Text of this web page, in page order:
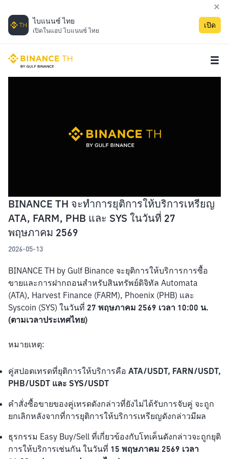
ไบแนนซ์ ไทย
เปิดในแอป ไบแนนซ์ ไทย
เปิด
BINANCE TH จะทำการยุติการให้บริการเหรียญ
ATA, FARM, PHB และ SYS ในวันที่ 27
พฤษภาคม 2569
2026-05-13
BINANCE TH by Gulf Binance จะยุติการให้บริการการซื้อ
ขายและการฝากถอนสำหรับสินทรัพย์ดิจิทัล Automata
(ATA), Harvest Finance (FARM), Phoenix (PHB) และ
Syscoin (SYS) ในวันที่ 27 พฤษภาคม 2569 เวลา 10:00 น.
(ตามเวลาประเทศไทย)
หมายเหตุ:
คู่สปอตเทรดที่ยุติการให้บริการคือ ATA/USDT, FARN/USDT,
PHB/USDT และ SYS/USDT
คำสั่งซื้อขายของคู่เทรดดังกล่าวที่ยังไม่ได้รับการจับคู่ จะถูก
ยกเลิกหลังจากที่การยุติการให้บริการเหรียญดังกล่าวมีผล
ธุรกรรม Easy Buy/Sell ที่เกี่ยวข้องกับโทเค็นดังกล่าวจะถูกยุติ
การให้บริการเช่นกัน ในวันที่ 15 พฤษภาคม 2569 เวลา